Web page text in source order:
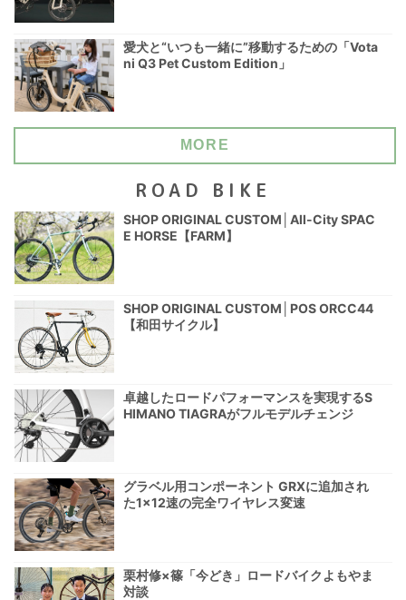
愛犬と“いつも一緒に”移動するための「Vota
ni Q3 Pet Custom Edition」
MORE
ROAD BIKE
SHOP ORIGINAL CUSTOM│All-City SPAC
E HORSE【FARM】
SHOP ORIGINAL CUSTOM│POS ORCC44
【和田サイクル】
卓越したロードパフォーマンスを実現するS
HIMANO TIAGRAがフルモデルチェンジ
グラベル用コンポーネント GRXに追加され
た1×12速の完全ワイヤレス変速
栗村修×篠「今どき」ロードバイクよもやま
対談